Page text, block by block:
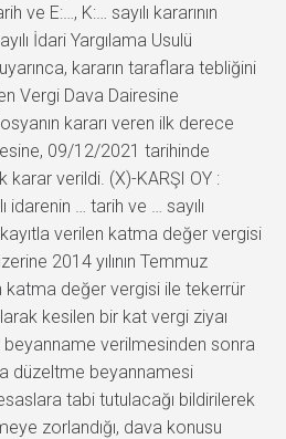
ve E:…, K:… sayılı kararının
İdari Yargılama Usulü
kararın taraflara tebliğini
Vergi Dava Dairesine
kararı veren ilk derece
09/12/2021 tarihinde
verildi. (X)-KARŞI OY :
idarenin … tarih ve … sayılı
verilen katma değer vergisi
2014 yılının Temmuz
katma değer vergisi ile tekerrür
kesilen bir kat vergi ziyaı
beyanname verilmesinden sonra
düzeltme beyannamesi
tabi tutulacağı bildirilerek
zorlandığı, dava konusu